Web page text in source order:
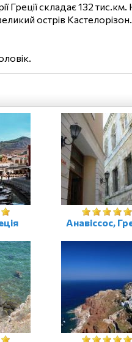
Греції складає 132
острів
Анавіссос,